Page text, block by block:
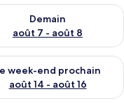
n
o
é
s
p
6 - août 7
Demain
août 7 - août 8
la disponibilité pour
août 7 - août 9
week-end prochain
août 14 - août 16
la disponibilité pour